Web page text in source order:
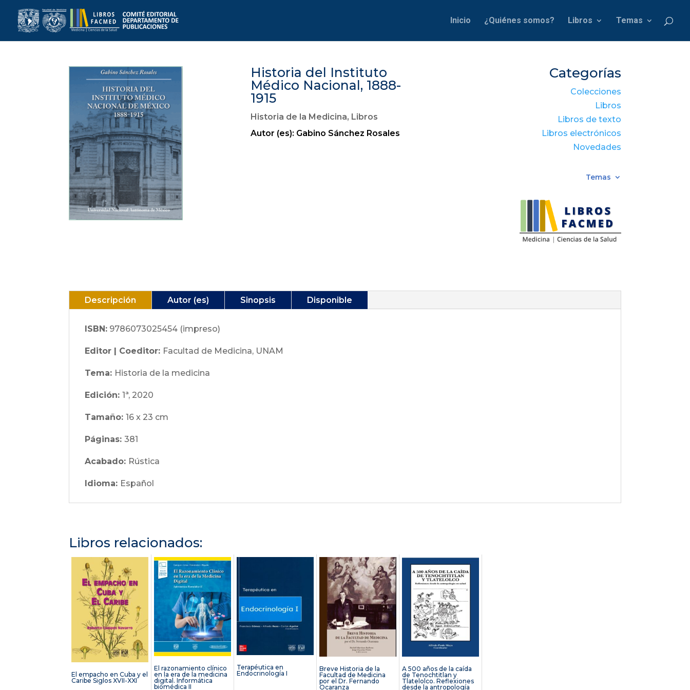
Inicio ¿Quiénes somos? Libros Temas
Historia del Instituto
Médico Nacional, 1888-
1915
Historia de la Medicina, Libros
Autor (es): Gabino Sánchez Rosales
Categorías
Colecciones
Libros
Libros de texto
Libros electrónicos
Novedades
Temas
Descripción Autor (es) Sinopsis Disponible
ISBN: 9786073025454 (impreso)
Editor | Coeditor: Facultad de Medicina, UNAM
Tema: Historia de la medicina
Edición:1ª, 2020
Tamaño:16 x 23 cm
Páginas:381
Acabado: Rústica
Idioma: Español
Libros relacionados:
El empacho en Cuba y el
Caribe Siglos XVII-XXI
El razonamiento clínico
en la era de la medicina
digital. Informática
biomédica II
Terapéutica en
Endocrinología I
Breve Historia de la
Facultad de Medicina
por el Dr. Fernando
Ocaranza
A 500 años de la caída
de Tenochtitlan y
Tlatelolco. Reflexiones
desde la antropología